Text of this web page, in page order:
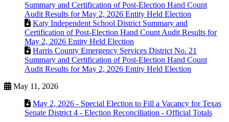
Summary and Certification of Post-Election Hand Count
Audit Results for May 2, 2026 Entity Held Election
Katy Independent School District Summary and
Certification of Post-Election Hand Count Audit Results for
May 2, 2026 Entity Held Election
Harris County Emergency Services District No. 21
Summary and Certification of Post-Election Hand Count
Audit Results for May 2, 2026 Entity Held Election
May 11, 2026
May 2, 2026 - Special Election to Fill a Vacancy for Texas
Senate District 4 - Election Reconciliation - Official Totals